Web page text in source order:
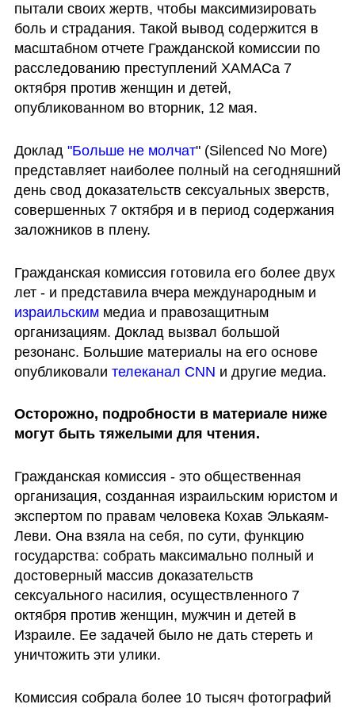
пытали своих жертв, чтобы максимизировать
боль и страдания. Такой вывод содержится в
масштабном отчете Гражданской комиссии по
расследованию преступлений ХАМАСа 7
октября против женщин и детей,
опубликованном во вторник, 12 мая.
Доклад "Больше не молчат" (Silenced No More)
представляет наиболее полный на сегодняшний
день свод доказательств сексуальных зверств,
совершенных 7 октября и в период содержания
заложников в плену.
Гражданская комиссия готовила его более двух
израильским медиа и правозащитным
организациям. Доклад вызвал большой
резонанс. Большие материалы на его основе
опубликовали телеканал CNN и другие медиа.
Осторожно, подробности в материале ниже
могут быть тяжелыми для чтения.
Гражданская комиссия - это общественная
организация, созданная израильским юристом и
экспертом по правам человека Кохав Элькаям-
Леви. Она взяла на себя, по сути, функцию
государства: собрать максимально полный и
достоверный массив доказательств
сексуального насилия, осуществленного 7
октября против женщин, мужчин и детей в
Израиле. Ее задачей было не дать стереть и
уничтожить эти улики.
Комиссия собрала более 10 тысяч фотографий